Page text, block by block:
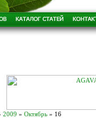
2009 » Октябрь » 16